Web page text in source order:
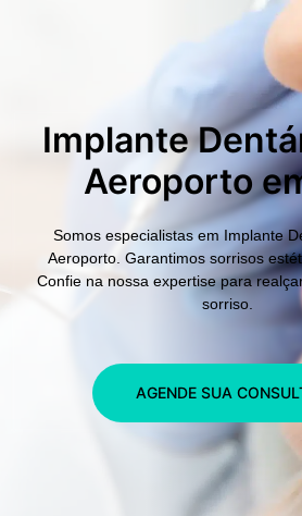
Implante
Aeroporto
Somos especialistas em Implante
Aeroporto. Garantimos sorrisos
Confie na nossa expertise para
sorriso.
AGENDE SUA